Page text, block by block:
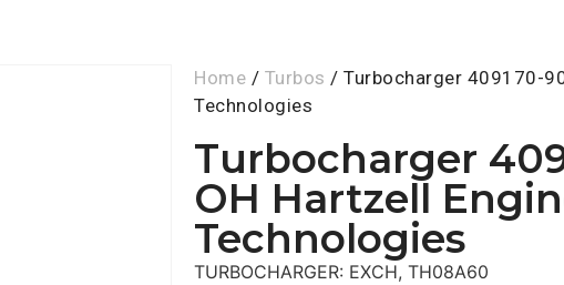
Home / Turbos / Turbocharger 409170-
Technologies
Turbocharger
OH Hartzell
Technologies
TURBOCHARGER: EXCH, TH08A60